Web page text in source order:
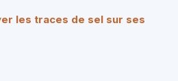
les traces de sel sur ses